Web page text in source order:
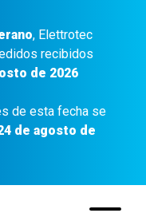
, Elettrotec
recibidos
de 2026
de esta fecha se
de agosto de